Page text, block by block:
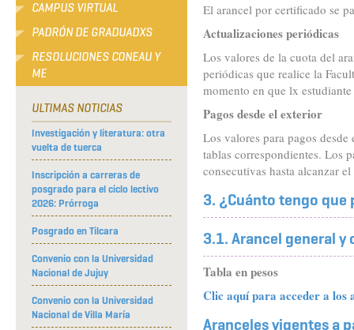
CAMPUS VIRTUAL
PADRÓN DE GRADUADXS
RESOLUCIONES CONEAU Y
ME
ULTIMAS NOTICIAS
Investigación y literatura: otra
vuelta de tuerca
Inscripción a carreras de
posgrado para el ciclo lectivo
2026: Prórroga
Posgrado en Tilcara
Convenio con la Universidad
Nacional de Jujuy
Convenio con la Universidad
Nacional de Villa María
El arancel por certificado se
Actualizaciones periódicas
Los valores de la cuota del
periódicas que realice la
momento en que lx
Pagos desde el exterior
Los valores para pagos
tablas correspondientes. Los
consecutivas hasta alcanzar
3. ¿Cuánto tengo que
3.1. Arancel general
Tabla en pesos
Clic aquí para acceder a los
Aranceles vigentes a